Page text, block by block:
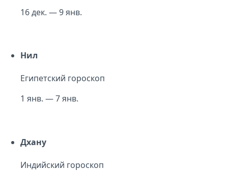
16 дек. — 9 янв.
Нил
Египетский гороскоп
1 янв. — 7 янв.
Дхану
Индийский гороскоп